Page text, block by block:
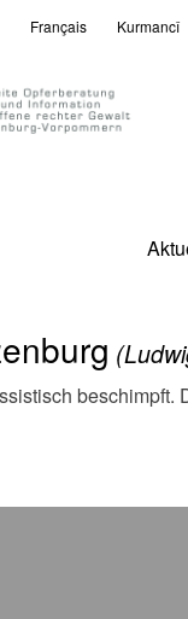
Français Kurmancî